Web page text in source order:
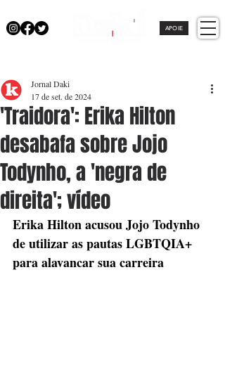
APOIE
'Traidora': Erika Hilton
desabafa sobre Jojo
Todynho, a 'negra de
direita'; vídeo
Jornal Daki
17 de set. de 2024
Erika Hilton acusou Jojo Todynho
de utilizar as pautas LGBTQIA+
para alavancar sua carreira